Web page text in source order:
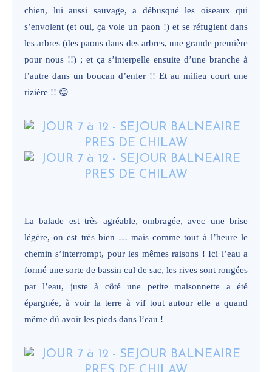
chien, lui aussi sauvage, a débusqué les oiseaux qui
s’envolent (et oui, ça vole un paon !) et se réfugient dans
les arbres (des paons dans des arbres, une grande première
pour nous !!) ; et ça s’interpelle ensuite d’une branche à
l’autre dans un boucan d’enfer !! Et au milieu court une
rizière !! 😊
La balade est très agréable, ombragée, avec une brise
légère, on est très bien … mais comme tout à l’heure le
chemin s’interrompt, pour les mêmes raisons ! Ici l’eau a
formé une sorte de bassin cul de sac, les rives sont rongées
par l’eau, juste à côté une petite maisonnette a été
épargnée, à voir la terre à vif tout autour elle a quand
même dû avoir les pieds dans l’eau !